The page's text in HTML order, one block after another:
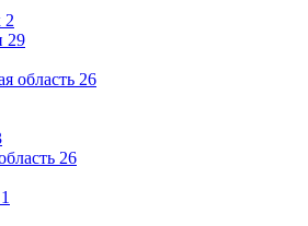
2
29
область 26
26
1